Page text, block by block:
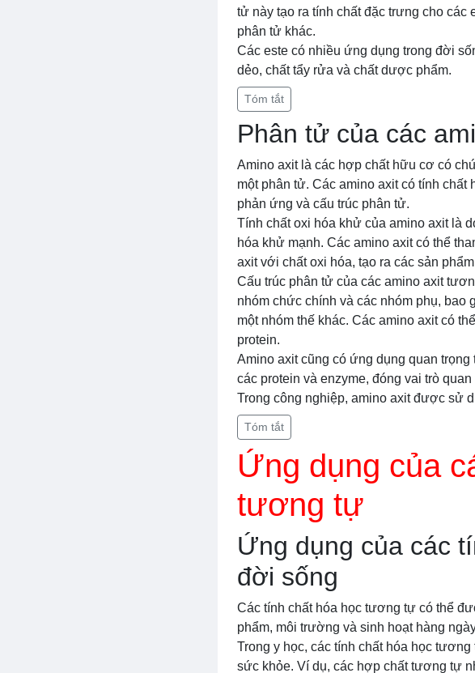
tử này tạo ra tính chất đặc trưng cho
phân tử khác.
Các este có nhiều ứng dụng trong đời
dẻo, chất tẩy rửa và chất dược phẩm.
Tóm tắt
Phân tử của các
Amino axit là các hợp chất hữu cơ có
một phân tử. Các amino axit có tính
phản ứng và cấu trúc phân tử.
Tính chất oxi hóa khử của amino axit là
hóa khử mạnh. Các amino axit có thể
axit với chất oxi hóa, tạo ra các sản
Cấu trúc phân tử của các amino axit
nhóm chức chính và các nhóm phụ, bao
một nhóm thế khác. Các amino axit có
protein.
Amino axit cũng có ứng dụng quan
các protein và enzyme, đóng vai trò
Trong công nghiệp, amino axit được sử
Tóm tắt
Ứng dụng của
tương tự
Ứng dụng của các
đời sống
Các tính chất hóa học tương tự có thể
phẩm, môi trường và sinh hoạt hàng
Trong y học, các tính chất hóa học
sức khỏe. Ví dụ, các hợp chất tương tự